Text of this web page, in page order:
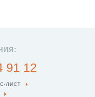
91 12
ЛИСТ